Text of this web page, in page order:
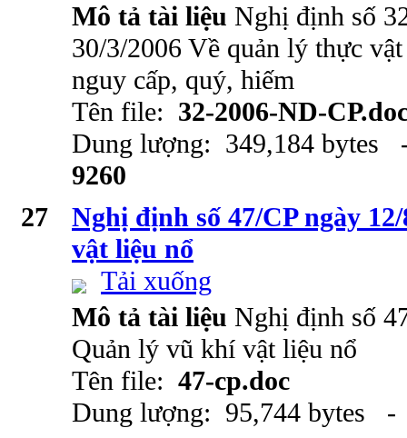
Mô tả tài liệu Nghị định số
30/3/2006 Về quản lý thực
nguy cấp, quý, hiếm
Tên file: 32-2006-ND-
Dung lượng: 349,184
9260
27
Nghị định số 47/CP ngày
vật liệu nổ
Tải xuống
Mô tả tài liệu Nghị định số
Quản lý vũ khí vật liệu nổ
Tên file: 47-cp.doc
Dung lượng: 95,744 bytes